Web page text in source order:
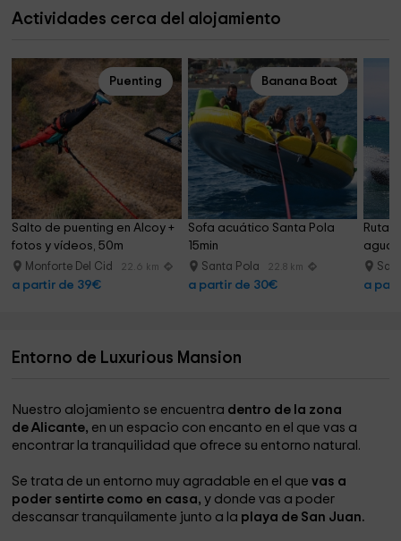
Actividades cerca del alojamiento
Puenting
Salto de puenting en Alcoy +
fotos y vídeos, 50m
Monforte Del Cid 22.6 km
a partir de 39€
Banana Boat
Sofa acuático Santa Pola
15min
Santa Pola 22.8 km
a partir de 30€
Ruta
agua
a
Entorno de Luxurious Mansion
Nuestro alojamiento se encuentra dentro de la zona
de Alicante, en un espacio con encanto en el que vas a
encontrar la tranquilidad que ofrece su entorno natural.
Se trata de un entorno muy agradable en el quevas a
poder sentirte como en casa, y donde vas a poder
descansar tranquilamente junto a la playa de San Juan.